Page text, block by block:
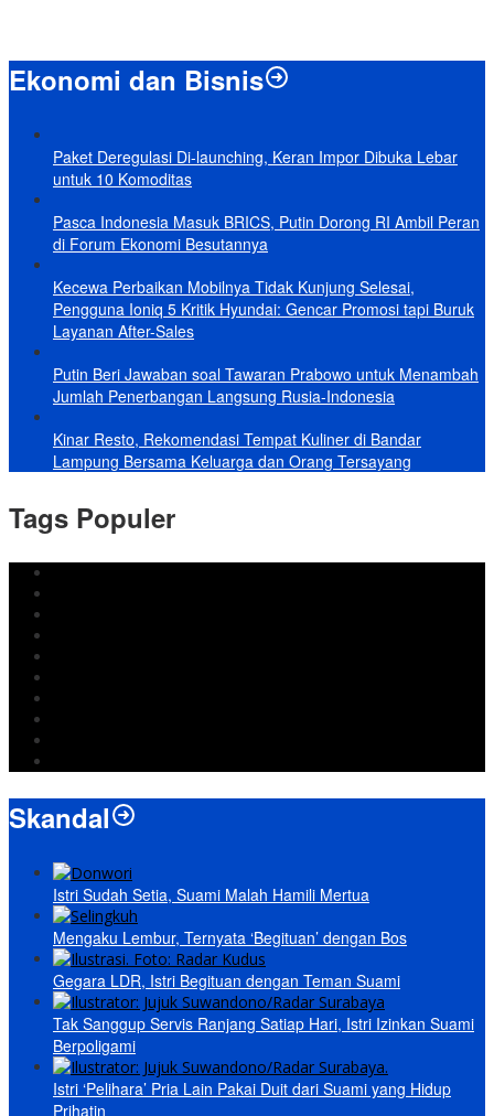
Ekonomi dan Bisnis
Paket Deregulasi Di-launching, Keran Impor Dibuka Lebar
untuk 10 Komoditas
Pasca Indonesia Masuk BRICS, Putin Dorong RI Ambil Peran
di Forum Ekonomi Besutannya
Kecewa Perbaikan Mobilnya Tidak Kunjung Selesai,
Pengguna Ioniq 5 Kritik Hyundai: Gencar Promosi tapi Buruk
Layanan After-Sales
Putin Beri Jawaban soal Tawaran Prabowo untuk Menambah
Jumlah Penerbangan Langsung Rusia-Indonesia
Kinar Resto, Rekomendasi Tempat Kuliner di Bandar
Lampung Bersama Keluarga dan Orang Tersayang
Tags Populer
Skandal
Istri Sudah Setia, Suami Malah Hamili Mertua
Mengaku Lembur, Ternyata ‘Begituan’ dengan Bos
Gegara LDR, Istri Begituan dengan Teman Suami
Tak Sanggup Servis Ranjang Satiap Hari, Istri Izinkan Suami
Berpoligami
Istri ‘Pelihara’ Pria Lain Pakai Duit dari Suami yang Hidup
Prihatin